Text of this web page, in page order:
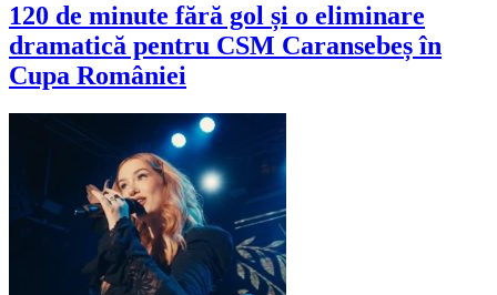
120 de minute fără gol și o eliminare
dramatică pentru CSM Caransebeș în
Cupa României